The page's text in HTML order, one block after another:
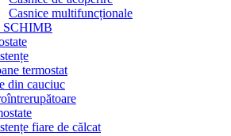
Casnice multifuncționale
SCHIMB
termostat
din cauciuc
fiare de călcat